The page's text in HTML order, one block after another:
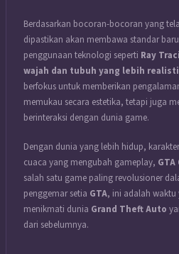
Berdasarkan bocoran-bocoran yang
dipastikan akan membawa standar
penggunaan teknologi seperti Ray
wajah dan tubuh yang lebih
berfokus untuk memberikan
memukau secara estetika, tetapi juga
berinteraksi dengan dunia game.
Dengan dunia yang lebih hidup,
cuaca yang mengubah gameplay, GTA
salah satu game paling revolusioner
penggemar setia GTA, ini adalah
menikmati dunia Grand Theft Auto
dari sebelumnya.